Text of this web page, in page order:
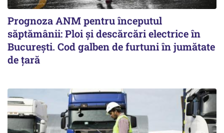
Prognoza ANM pentru începutul
săptămânii: Ploi și descărcări electrice în
București. Cod galben de furtuni în jumătate
de țară